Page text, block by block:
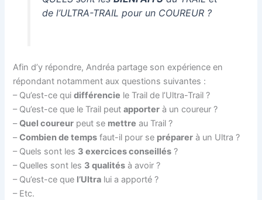
de l’ULTRA-TRAIL pour un COUREUR ?
Afin d’y répondre, Andréa partage son expérience en
répondant notamment aux questions suivantes :
– Qu’est-ce quidifférencie le Trail de l’Ultra-Trail ?
– Qu’est-ce que le Trail peutapporter à un coureur ?
–Quel coureur peut se mettre au Trail ?
–Combien de temps faut-il pour se préparer à un Ultra ?
– Quels sont les 3 exercices conseillés ?
– Quelles sont les 3 qualités à avoir ?
– Qu’est-ce que l’Ultra lui a apporté ?
– Etc.